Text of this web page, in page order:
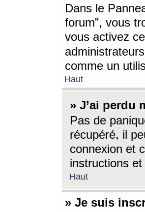
Dans le
forum”, vous
vous activez
comme un
Haut
» J’ai perdu
Pas de
récupéré, il
connexion et
instructions
Haut
» Je suis